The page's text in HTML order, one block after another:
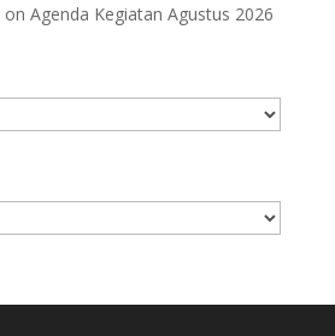
on Agenda Kegiatan Agustus 2026